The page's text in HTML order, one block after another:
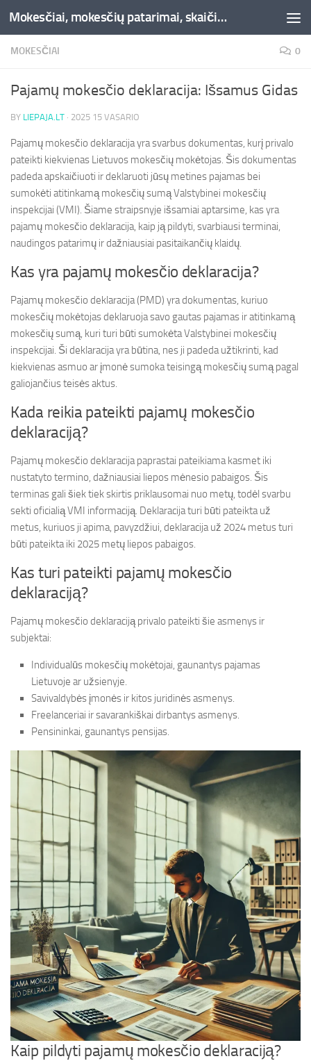
Skip to content Mokesčiai, mokesčių patarimai, skaičiuoklės, straipsniai -Liepaja.lt
MOKESČIAI 0
Pajamų mokesčio deklaracija: Išsamus Gidas
BY LIEPAJA.LT · 2025 15 VASARIO
Pajamų mokesčio deklaracija yra svarbus dokumentas, kurį privalo
pateikti kiekvienas Lietuvos mokesčių mokėtojas. Šis dokumentas
padeda apskaičiuoti ir deklaruoti jūsų metines pajamas bei
sumokėti atitinkamą mokesčių sumą Valstybinei mokesčių
inspekcijai (VMI). Šiame straipsnyje išsamiai aptarsime, kas yra
pajamų mokesčio deklaracija, kaip ją pildyti, svarbiausi terminai,
naudingos patarimų ir dažniausiai pasitaikančių klaidų.
Kas yra pajamų mokesčio deklaracija?
Pajamų mokesčio deklaracija (PMD) yra dokumentas, kuriuo
mokesčių mokėtojas deklaruoja savo gautas pajamas ir atitinkamą
mokesčių sumą, kuri turi būti sumokėta Valstybinei mokesčių
inspekcijai. Ši deklaracija yra būtina, nes ji padeda užtikrinti, kad
kiekvienas asmuo ar įmonė sumoka teisingą mokesčių sumą pagal
galiojančius teisės aktus.
Kada reikia pateikti pajamų mokesčio
deklaraciją?
Pajamų mokesčio deklaracija paprastai pateikiama kasmet iki
nustatyto termino, dažniausiai liepos mėnesio pabaigos. Šis
terminas gali šiek tiek skirtis priklausomai nuo metų, todėl svarbu
sekti oficialią VMI informaciją. Deklaracija turi būti pateikta už
metus, kuriuos ji apima, pavyzdžiui, deklaracija už 2024 metus turi
būti pateikta iki 2025 metų liepos pabaigos.
Kas turi pateikti pajamų mokesčio
deklaraciją?
Pajamų mokesčio deklaraciją privalo pateikti šie asmenys ir
subjektai:
Individualūs mokesčių mokėtojai, gaunantys pajamas
Lietuvoje ar užsienyje.
Savivaldybės įmonės ir kitos juridinės asmenys.
Freelanceriai ir savarankiškai dirbantys asmenys.
Pensininkai, gaunantys pensijas.
Kaip pildyti pajamų mokesčio deklaraciją?